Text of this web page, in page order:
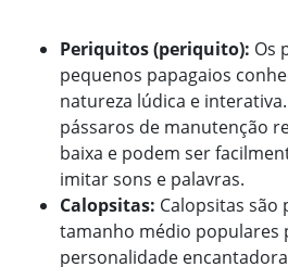
Periquitos (periquito): Os
pequenos papagaios
natureza lúdica e interativa.
pássaros de manutenção
baixa e podem ser
imitar sons e palavras.
Calopsitas: Calopsitas são
tamanho médio populares
personalidade